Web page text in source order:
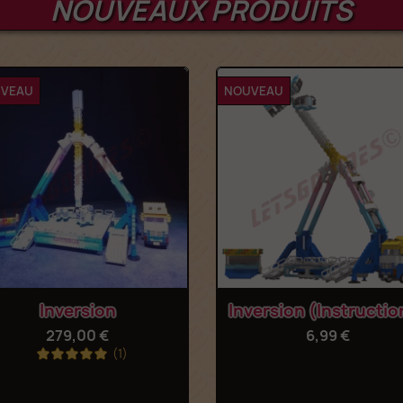
NOUVEAUX PRODUITS
Aperçu rapide
Inversion
279,00 €
(1)
Aperçu rapide
Inversion
6,99 €
NOUVEAU